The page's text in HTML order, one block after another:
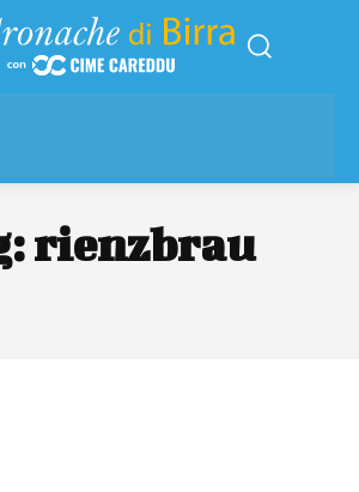
rienzbrau